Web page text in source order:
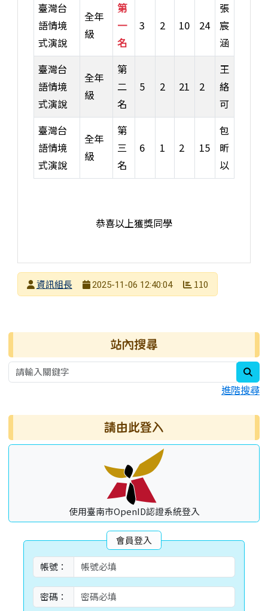
臺灣台
語情境
式演說
全年
級
第
一
名
3 2 10 24
張
宸
涵
臺灣台
語情境
式演說
全年
級
第
二
名
5 2 21 2
王
絡
可
臺灣台
語情境
式演說
全年
級
第
三
名
6 1 2 15
包
昕
以
恭喜以上獲獎同學
發布者
資訊組長
2025-11-06 12:40:04 110
右邊區域內容 站內搜尋
進階搜尋
請由此登入
使用臺南市OpenID認證系統登入
會員登入
帳號：
密碼：